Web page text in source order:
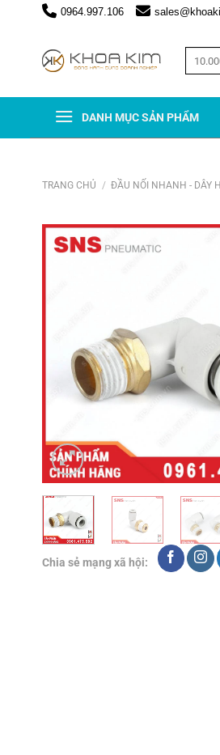
0964.997.106
DANH MỤC SẢN PHẨM
TRANG CHỦ / ĐẦU NỐI NHANH - DÂY
Chia sẻ mạng xã hội: